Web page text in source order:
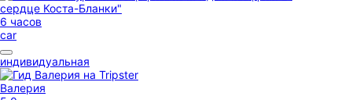
6 часов
car
индивидуальная
Валерия